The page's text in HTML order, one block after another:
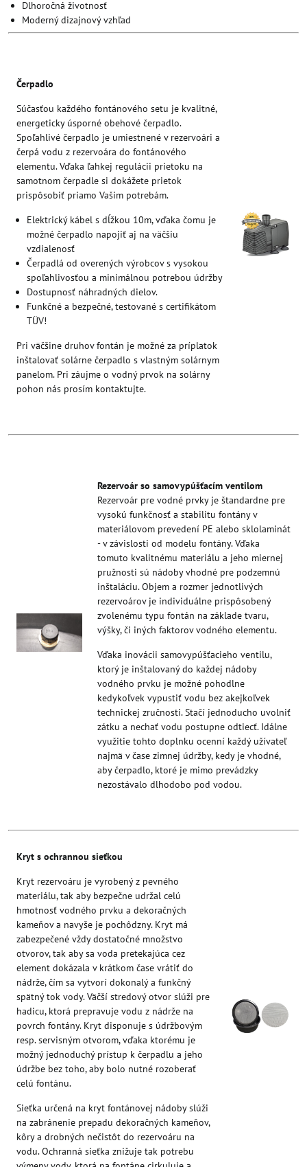
Dlhoročná životnosť
Moderný dizajnový vzhľad
Čerpadlo
Súčasťou každého fontánového setu je kvalitné,
energeticky úsporné obehové čerpadlo.
Spoľahlivé čerpadlo je umiestnené v rezervoári a
čerpá vodu z rezervoára do fontánového
elementu. Vďaka ľahkej regulácii prietoku na
samotnom čerpadle si dokážete prietok
prispôsobiť priamo Vašim potrebám.
Elektrický kábel s dĺžkou 10m, vďaka čomu je
možné čerpadlo napojiť aj na väčšiu
vzdialenosť
Čerpadlá od overených výrobcov s vysokou
spoľahlivosťou a minimálnou potrebou údržby
Dostupnosť náhradných dielov.
Funkčné a bezpečné, testované s certifikátom
TÜV!
Pri väčšine druhov fontán je možné za príplatok
inštalovať solárne čerpadlo s vlastným solárnym
panelom. Pri záujme o vodný prvok na solárny
pohon nás prosím kontaktujte.
Rezervoár so samovypúšťacím ventilom
Rezervoár pre vodné prvky je štandardne pre
vysokú funkčnosť a stabilitu fontány v
materiálovom prevedení PE alebo sklolaminát
- v závislosti od modelu fontány. Vďaka
tomuto kvalitnému materiálu a jeho miernej
pružnosti sú nádoby vhodné pre podzemnú
inštaláciu. Objem a rozmer jednotlivých
rezervoárov je individuálne prispôsobený
zvolenému typu fontán na základe tvaru,
výšky, či iných faktorov vodného elementu.
Vďaka inovácii samovypúšťacieho ventilu,
ktorý je inštalovaný do každej nádoby
vodného prvku je možné pohodlne
kedykoľvek vypustiť vodu bez akejkoľvek
technickej zručnosti. Stačí jednoducho uvolniť
zátku a nechať vodu postupne odtiecť. Idálne
využitie tohto doplnku ocenní každý užívateľ
najmä v čase zimnej údržby, kedy je vhodné,
aby čerpadlo, ktoré je mimo prevádzky
nezostávalo dlhodobo pod vodou.
Kryt s ochrannou sieťkou
Kryt rezervoáru je vyrobený z pevného
materiálu, tak aby bezpečne udržal celú
hmotnosť vodného prvku a dekoračných
kameňov a navyše je pochôdzny. Kryt má
zabezpečené vždy dostatočné množstvo
otvorov, tak aby sa voda pretekajúca cez
element dokázala v krátkom čase vrátiť do
nádrže, čím sa vytvorí dokonalý a funkčný
spätný tok vody. Väčší stredový otvor slúži pre
hadicu, ktorá prepravuje vodu z nádrže na
povrch fontány. Kryt disponuje s údržbovým
resp. servisným otvorom, vďaka ktorému je
možný jednoduchý prístup k čerpadlu a jeho
údržbe bez toho, aby bolo nutné rozoberať
celú fontánu.
Sieťka určená na kryt fontánovej nádoby slúži
na zabránenie prepadu dekoračných kameňov,
kôry a drobných nečistôt do rezervoáru na
vodu. Ochranná sieťka znižuje tak potrebu